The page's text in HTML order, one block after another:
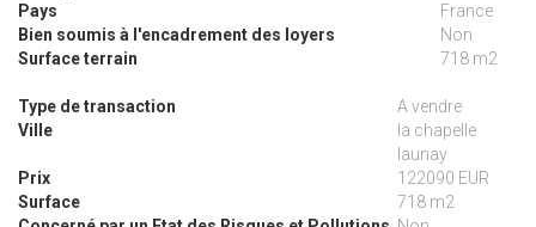
Pays
France
Bien soumis à l'encadrement des loyers
Non
Surface terrain
718 m2
Type de transaction
A vendre
Ville
la chapelle
launay
Prix
122090 EUR
Surface
718 m2